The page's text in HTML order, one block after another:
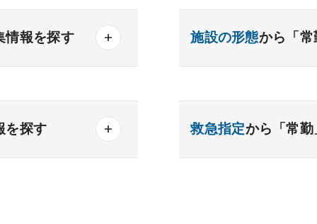
内科 内分泌内科
科 老人内科
器外科
情報を探す 施設の形態から「
を探す 救急指定から「常